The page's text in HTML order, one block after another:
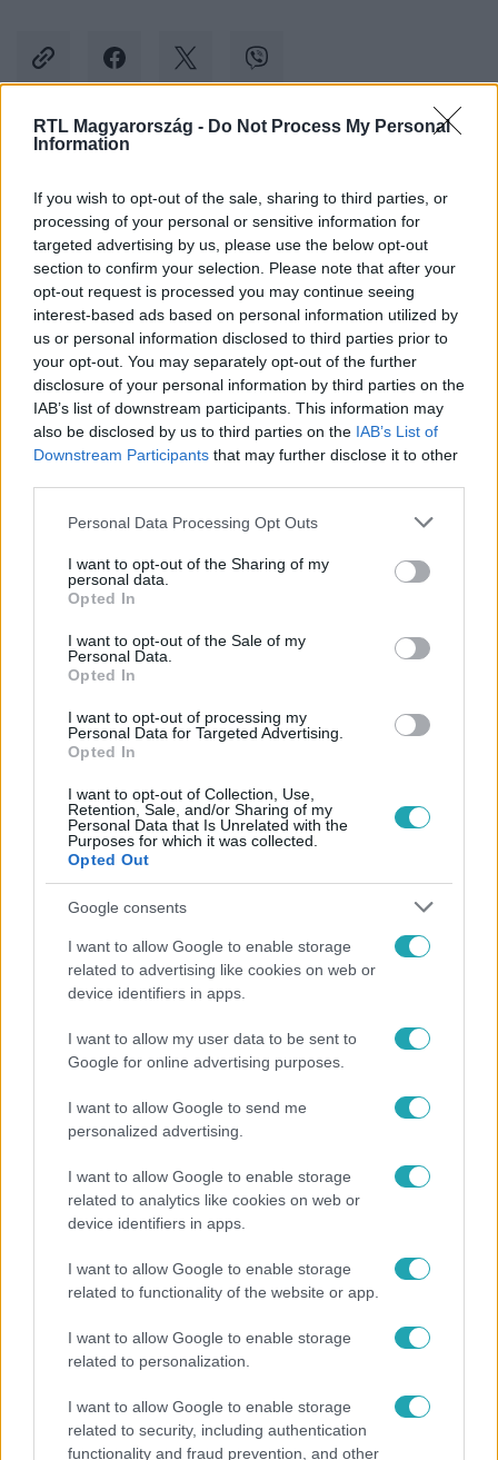
RTL Magyarország - Do Not Process My Personal
Information
If you wish to opt-out of the sale, sharing to third parties, or
processing of your personal or sensitive information for
targeted advertising by us, please use the below opt-out
section to confirm your selection. Please note that after your
opt-out request is processed you may continue seeing
interest-based ads based on personal information utilized by
us or personal information disclosed to third parties prior to
your opt-out. You may separately opt-out of the further
disclosure of your personal information by third parties on the
IAB’s list of downstream participants. This information may
also be disclosed by us to third parties on the IAB’s List of
Downstream Participants that may further disclose it to other
Please note that this website/app uses one or more Google
not limited to your visit or usage behaviour. You may click to
grant or deny consent to Google and its third-party tags to
use your data for below specified purposes in below Google
consent section.
Personal Data Processing Opt Outs
I want to opt-out of the Sharing of my
personal data.
Opted In
I want to opt-out of the Sale of my
Personal Data.
Opted In
I want to opt-out of processing my
Personal Data for Targeted Advertising.
Opted In
I want to opt-out of Collection, Use,
Retention, Sale, and/or Sharing of my
Personal Data that Is Unrelated with the
Purposes for which it was collected.
Opted Out
Google consents
I want to allow Google to enable storage
related to advertising like cookies on web or
device identifiers in apps.
I want to allow my user data to be sent to
Google for online advertising purposes.
I want to allow Google to send me
personalized advertising.
I want to allow Google to enable storage
related to analytics like cookies on web or
device identifiers in apps.
I want to allow Google to enable storage
related to functionality of the website or app.
I want to allow Google to enable storage
related to personalization.
I want to allow Google to enable storage
related to security, including authentication
functionality and fraud prevention, and other
Facebookon is!
Követem
KAMATSTOP HITEL
#TÖRLESZTŐRÉSZLET # LAKÁSHITEL #INGATLAN
Népszerű
7:02
Reggeli
19 évesen nyert modellversenyt Heidi Klum –
átalakulását
A fiataloknak üzent Majka: „Hagyjátok ezt abba,
ez nagyon ciki!”